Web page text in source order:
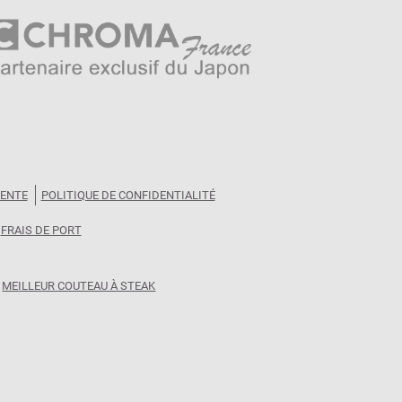
POLITIQUE DE CONFIDENTIALITÉ
FRAIS DE PORT
MEILLEUR COUTEAU À STEAK